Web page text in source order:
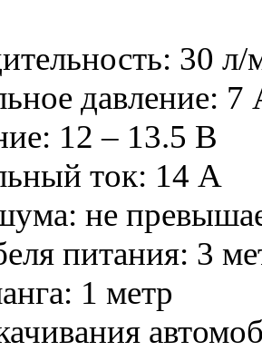
30 л/
давление: 7
12 – 13.5 В
ток: 14 А
не
питания: 3
1 метр